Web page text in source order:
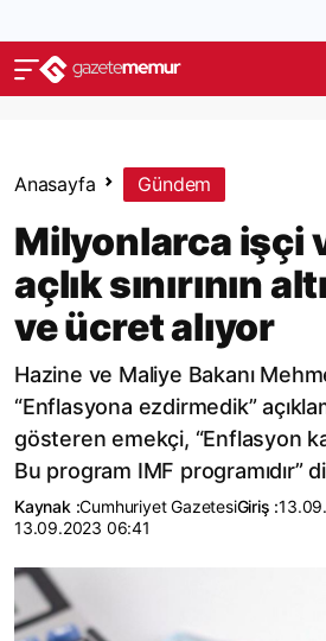
Anasayfa Gündem
Milyonlarca işçi
açlık sınırının
ve ücret alıyor
Hazine ve Maliye Bakanı
“Enflasyona ezdirmedik”
gösteren emekçi, “Enflasyon
Bu program IMF programıdır”
Kaynak :Cumhuriyet GazetesiGiriş :
13.09.2023 06:41